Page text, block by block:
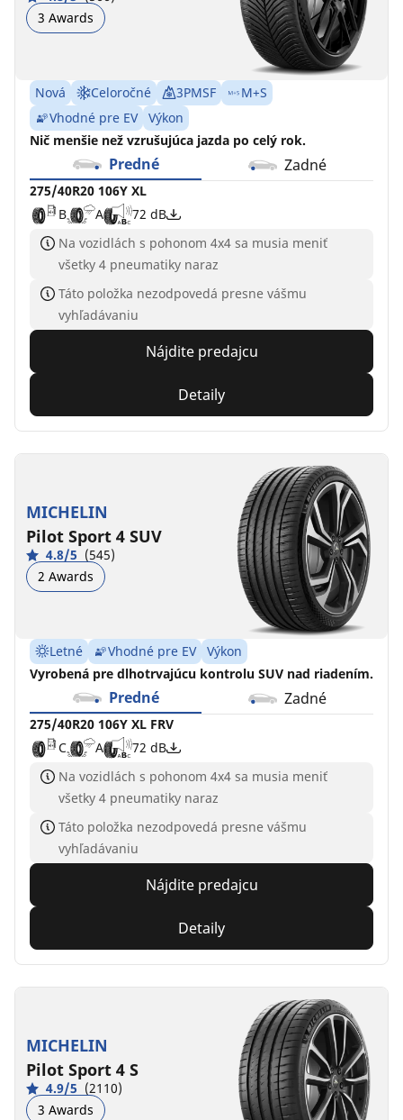
3 Awards
Nová Celoročné 3PMSF
M+S
Vhodné pre EV
Výkon
Nič menšie než vzrušujúca jazda po celý rok.
Predné Zadné
275/40R20 106Y XL
B
A 72 dB
Na vozidlách s pohonom 4x4 sa musia meniť
všetky 4 pneumatiky naraz
Táto položka nezodpovedá presne vášmu
vyhľadávaniu
Nájdite predajcu
Detaily
MICHELIN
Pilot Sport 4 SUV
4.8/5 (545)
2 Awards
Letné Vhodné pre EV
Výkon
Vyrobená pre dlhotrvajúcu kontrolu SUV nad riadením.
Predné Zadné
275/40R20 106Y XL FRV
C
A 72 dB
Na vozidlách s pohonom 4x4 sa musia meniť
všetky 4 pneumatiky naraz
Táto položka nezodpovedá presne vášmu
vyhľadávaniu
Nájdite predajcu
Detaily
MICHELIN
Pilot Sport 4 S
4.9/5 (2110)
3 Awards
C
A